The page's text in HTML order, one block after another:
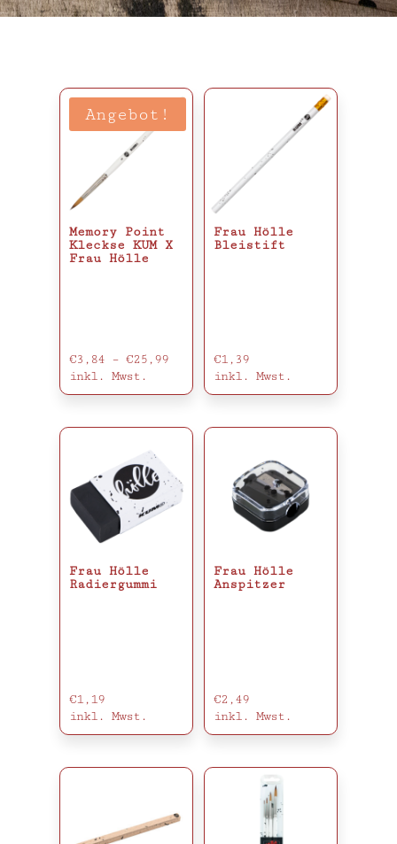
Angebot!
Memory Point
Kleckse KUM X
Frau Hölle
€3,84 –€25,99
inkl. Mwst.
Frau Hölle
Bleistift
€1,39
inkl. Mwst.
Frau Hölle
Radiergummi
€1,19
inkl. Mwst.
Frau Hölle
Anspitzer
€2,49
inkl. Mwst.